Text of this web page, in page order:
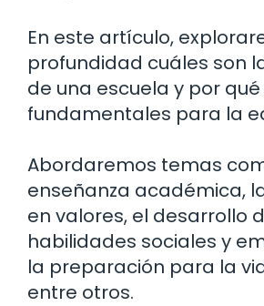
En este artículo,
profundidad cuáles son
de una escuela y por
fundamentales para la
Abordaremos temas
enseñanza académica,
en valores, el desarrollo
habilidades sociales y
la preparación para la
entre otros.